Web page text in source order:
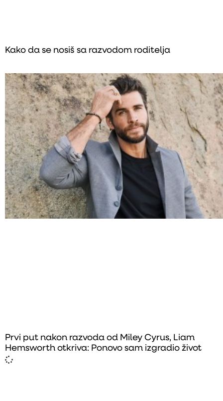
Kako da se nosiš sa razvodom roditelja
Prvi put nakon razvoda od Miley Cyrus, Liam
Hemsworth otkriva: Ponovo sam izgradio život